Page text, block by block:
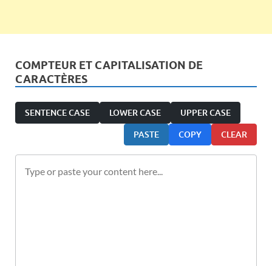
COMPTEUR ET CAPITALISATION DE
CARACTÈRES
SENTENCE CASE LOWER CASE UPPER CASE
PASTE COPY CLEAR